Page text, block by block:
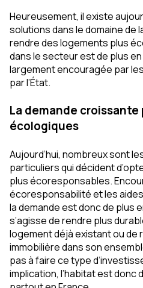
Heureusement, il existe
solutions dans le domaine de
rendre des logements plus
dans le secteur est de plus
largement encouragée par
par l’État.
La demande
écologiques
Aujourd’hui, nombreux sont
particuliers qui décident
plus écoresponsables.
écoresponsabilité et les aides
la demande est donc de plus
s’agisse de rendre plus
logement déjà existant ou de
immobilière dans son
pas à faire ce type
implication, l’habitat est donc